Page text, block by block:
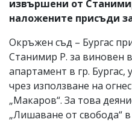
извършени от
наложените присъди
Окръжен съд – Бургас
Станимир Р. за виновен в
апартамент в гр.
чрез използване на
„Макаров“. За това
„Лишаване от свобода“